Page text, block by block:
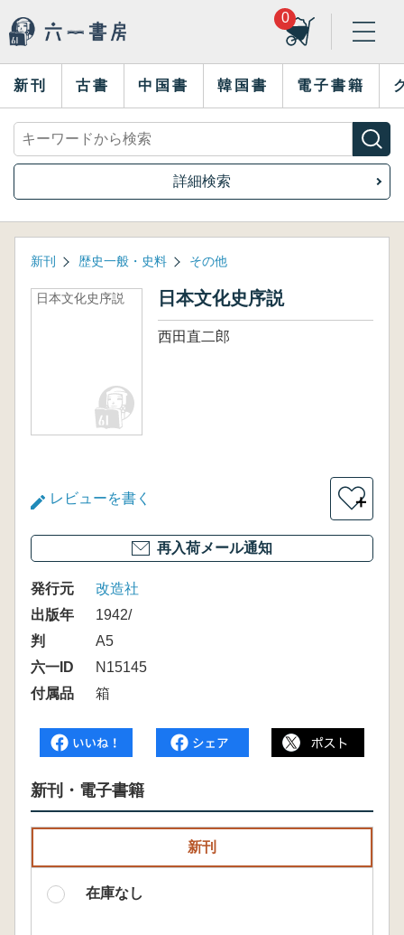
0
新刊 古書 中国書 韓国書 電子書籍
詳細検索
新刊 歴史一般・史料 その他
日本文化史序説 日本文化史序説
西田直二郎
レビューを書く ＋
再入荷メール通知
発行元
改造社
出版年
1942/
判
A5
六一ID
N15145
付属品
箱
新刊・電子書籍
新刊
在庫なし